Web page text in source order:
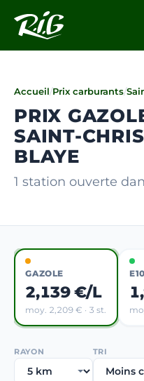
Accueil/Prix carburants/
PRIX
SAINT-
BLAYE
1 station ouverte
GAZOLE
2,139 €/L
moy. 2,209 € · 3 st.
E10
RAYON TRI